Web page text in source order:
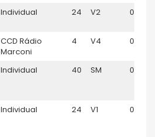
Individual 24 V2
CCD Rádio
Marconi
4 V4
Individual 40 SM
Individual 24 V1